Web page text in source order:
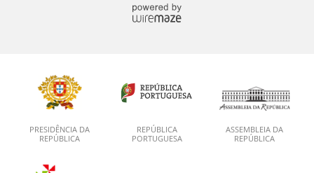
PRESIDÊNCIA DA
REPÚBLICA
REPÚBLICA
PORTUGUESA
ASSEMBLEIA DA
REPÚBLICA